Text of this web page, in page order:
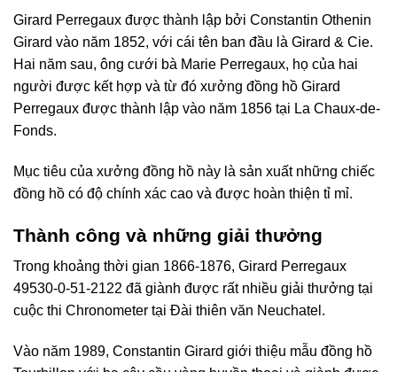
Girard Perregaux được thành lập bởi Constantin Othenin
Girard vào năm 1852, với cái tên ban đầu là Girard & Cie.
Hai năm sau, ông cưới bà Marie Perregaux, họ của hai
người được kết hợp và từ đó xưởng đồng hồ Girard
Perregaux được thành lập vào năm 1856 tại La Chaux-de-
Fonds.
Mục tiêu của xưởng đồng hồ này là sản xuất những chiếc
đồng hồ có độ chính xác cao và được hoàn thiện tỉ mỉ.
Thành công và những giải thưởng
Trong khoảng thời gian 1866-1876, Girard Perregaux
49530-0-51-2122 đã giành được rất nhiều giải thưởng tại
cuộc thi Chronometer tại Đài thiên văn Neuchatel.
Vào năm 1989, Constantin Girard giới thiệu mẫu đồng hồ